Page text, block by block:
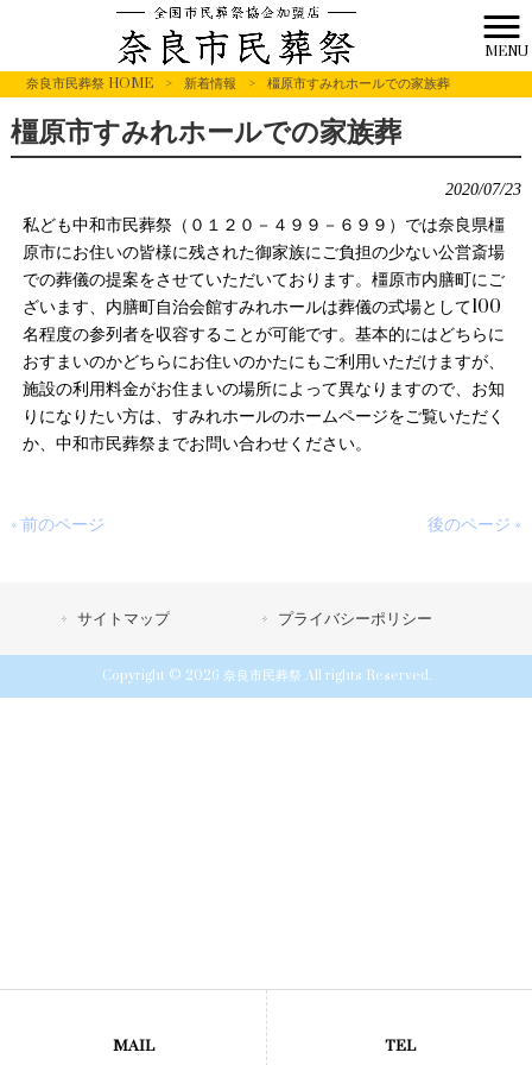
MENU
奈良市民葬祭 HOME
> 新着情報 > 橿原市すみれホールでの家族葬
橿原市すみれホールでの家族葬
2020/07/23
私ども中和市民葬祭（０１２０－４９９－６９９）では奈良県橿
原市にお住いの皆様に残された御家族にご負担の少ない公営斎場
での葬儀の提案をさせていただいております。橿原市内膳町にご
ざいます、内膳町自治会館すみれホールは葬儀の式場として100
名程度の参列者を収容することが可能です。基本的にはどちらに
おすまいのかどちらにお住いのかたにもご利用いただけますが、
施設の利用料金がお住まいの場所によって異なりますので、お知
りになりたい方は、すみれホールのホームページをご覧いただく
か、中和市民葬祭までお問い合わせください。
« 前のページ 後のページ »
サイトマップ プライバシーポリシー
Copyright © 2026 奈良市民葬祭 All rights Reserved.
MAIL TEL